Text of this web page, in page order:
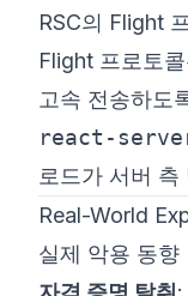
RSC의 Flight
Flight 프로토
고속 전송하도
react-
로드가 서버
Real-World
실제 악용 동향